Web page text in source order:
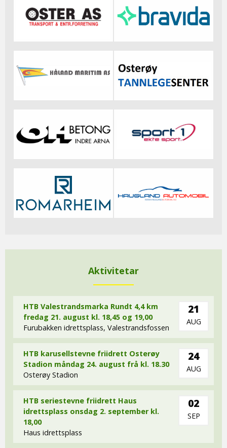
Aktivitetar
HTB Valestrandsmarka Rundt 4,4 km
fredag 21. august kl. 18,45 og 19,00
Furubakken idrettsplass, Valestrandsfossen
21
AUG
HTB karusellstevne friidrett Osterøy
Stadion måndag 24. august frå kl. 18.30
Osterøy Stadion
24
AUG
HTB seriestevne friidrett Haus
idrettsplass onsdag 2. september kl.
18,00
Haus idrettsplass
02
SEP